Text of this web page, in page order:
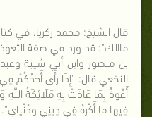
قال الشيخ: محمد زكريا، في
ماالك": قد ورد في صفة التعوذ
بن منصور وابن أبي شيبة وعبد
النخعي قال: "إِذَا رَأَى أَحَدُكُمْ
أَعُوذُ بِمَا عَاذَتْ بِهِ مَلَائِكَةُ
فِيهَا مَا أَكْرَهُ فِي دِينِي وَدُنْيَايَ".